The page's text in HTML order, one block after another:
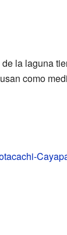
la laguna
como